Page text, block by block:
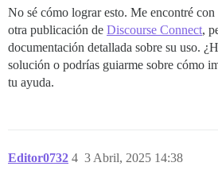
No sé cómo lograr esto. Me encontré
otra publicación de Discourse Connect,
documentación detallada sobre su uso.
solución o podrías guiarme sobre cómo
tu ayuda.
Editor0732 3 Abril, 2025 14:38
4